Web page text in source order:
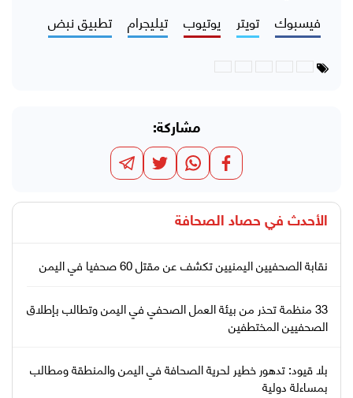
فيسبوك تويتر يوتيوب تيليجرام تطبيق نبض
مشاركة:
الأحدث في حصاد الصحافة
نقابة الصحفيين اليمنيين تكشف عن مقتل 60 صحفيا في اليمن
33 منظمة تحذر من بيئة العمل الصحفي في اليمن وتطالب بإطلاق
الصحفيين المختطفين
بلا قيود: تدهور خطير لحرية الصحافة في اليمن والمنطقة ومطالب
بمساءلة دولية